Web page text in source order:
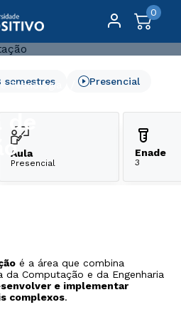
0
Tecnologia
de
semestres Presencial
Aula
Presencial
Enade
3
é a área que combina
da Computação e da Engenharia
e implementar
complexos.